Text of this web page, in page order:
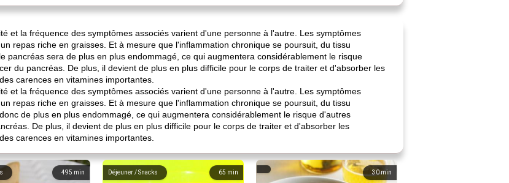
et la fréquence des symptômes associés varient d'une personne à l'autre. Les symptômes
repas riche en graisses. Et à mesure que l'inflammation chronique se poursuit, du tissu
pancréas sera de plus en plus endommagé, ce qui augmentera considérablement le risque
du pancréas. De plus, il devient de plus en plus difficile pour le corps de traiter et d'absorber les
carences en vitamines importantes.
et la fréquence des symptômes associés varient d'une personne à l'autre. Les symptômes
repas riche en graisses. Et à mesure que l'inflammation chronique se poursuit, du tissu
de plus en plus endommagé, ce qui augmentera considérablement le risque d'autres
De plus, il devient de plus en plus difficile pour le corps de traiter et d'absorber les
carences en vitamines importantes.
495 min 65 min
Déjeuner / Snacks 30min